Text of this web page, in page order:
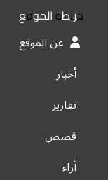
خريطة الموقع
عن الموقع
أخبار
تقارير
قصص
آراء